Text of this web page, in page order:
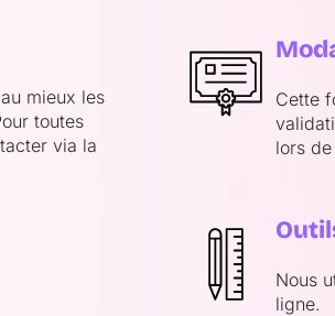
mieux les
toutes
via la
Cette
lors
Nous
ligne.